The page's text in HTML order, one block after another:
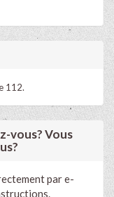
112.
vous? Vous
par e-